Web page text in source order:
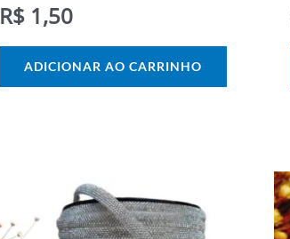
R$1,50
ADICIONAR AO CARRINHO